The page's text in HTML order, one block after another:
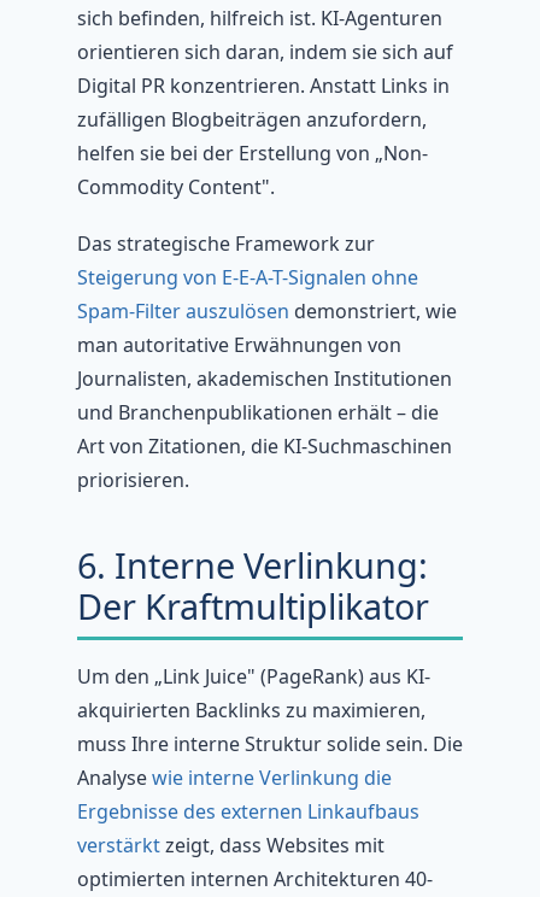
sich befinden, hilfreich ist. KI-Agenturen
orientieren sich daran, indem sie sich auf
Digital PR konzentrieren. Anstatt Links in
zufälligen Blogbeiträgen anzufordern,
helfen sie bei der Erstellung von „Non-
Commodity Content".
Das strategische Framework zur
Steigerung von E-E-A-T-Signalen ohne
Spam-Filter auszulösen demonstriert, wie
man autoritative Erwähnungen von
Journalisten, akademischen Institutionen
und Branchenpublikationen erhält – die
Art von Zitationen, die KI-Suchmaschinen
priorisieren.
6. Interne Verlinkung:
Der Kraftmultiplikator
Um den „Link Juice" (PageRank) aus KI-
akquirierten Backlinks zu maximieren,
muss Ihre interne Struktur solide sein. Die
Analysewie interne Verlinkung die
Ergebnisse des externen Linkaufbaus
verstärktzeigt, dass Websites mit
optimierten internen Architekturen 40-